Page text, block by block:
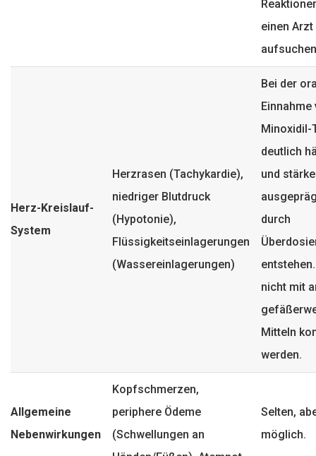
einen Arzt
Herz-Kreislauf-
System
Herzrasen (Tachykardie),
niedriger Blutdruck
(Hypotonie),
Flüssigkeitseinlagerungen
(Wassereinlagerungen)
Bei der
Einnahme
Minoxidil-
deutlich
und
durch
nicht mit
Mitteln
werden.
Allgemeine
Nebenwirkungen
Kopfschmerzen,
periphere Ödeme
(Schwellungen an
Selten,
möglich.